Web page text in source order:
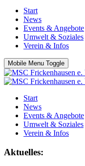
Start
News
Events & Angebote
Umwelt & Soziales
Verein & Infos
Mobile Menu Toggle
Start
News
Events & Angebote
Umwelt & Soziales
Verein & Infos
Aktuelles: